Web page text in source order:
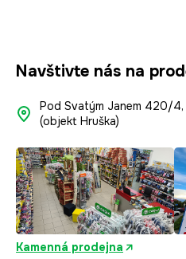
Navštivte nás na
Pod Svatým Janem 420/
(objekt Hruška)
Kamenná prodejna